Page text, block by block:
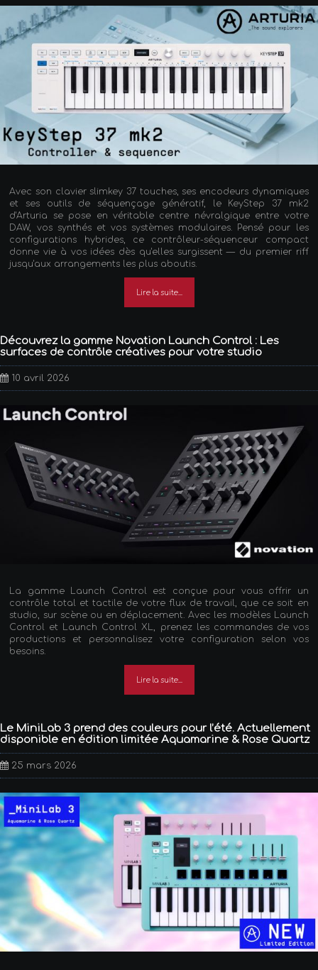
Avec son clavier slimkey 37 touches, ses encodeurs dynamiques
et ses outils de séquençage génératif, le KeyStep 37 mk2
d'Arturia se pose en véritable centre névralgique entre votre
DAW, vos synthés et vos systèmes modulaires. Pensé pour les
configurations hybrides, ce contrôleur-séquenceur compact
donne vie à vos idées dès qu'elles surgissent — du premier riff
jusqu'aux arrangements les plus aboutis.
Lire la suite...
Découvrez la gamme Novation Launch Control : Les
surfaces de contrôle créatives pour votre studio
10 avril 2026
La gamme Launch Control est conçue pour vous offrir un
contrôle total et tactile de votre flux de travail, que ce soit en
studio, sur scène ou en déplacement. Avec les modèles Launch
Control et Launch Control XL, prenez les commandes de vos
productions et personnalisez votre configuration selon vos
besoins.
Lire la suite...
Le MiniLab 3 prend des couleurs pour l’été. Actuellement
disponible en édition limitée Aquamarine & Rose Quartz
25 mars 2026